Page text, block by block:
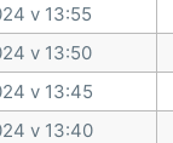
v 13:55
v 13:50
v 13:45
v 13:40